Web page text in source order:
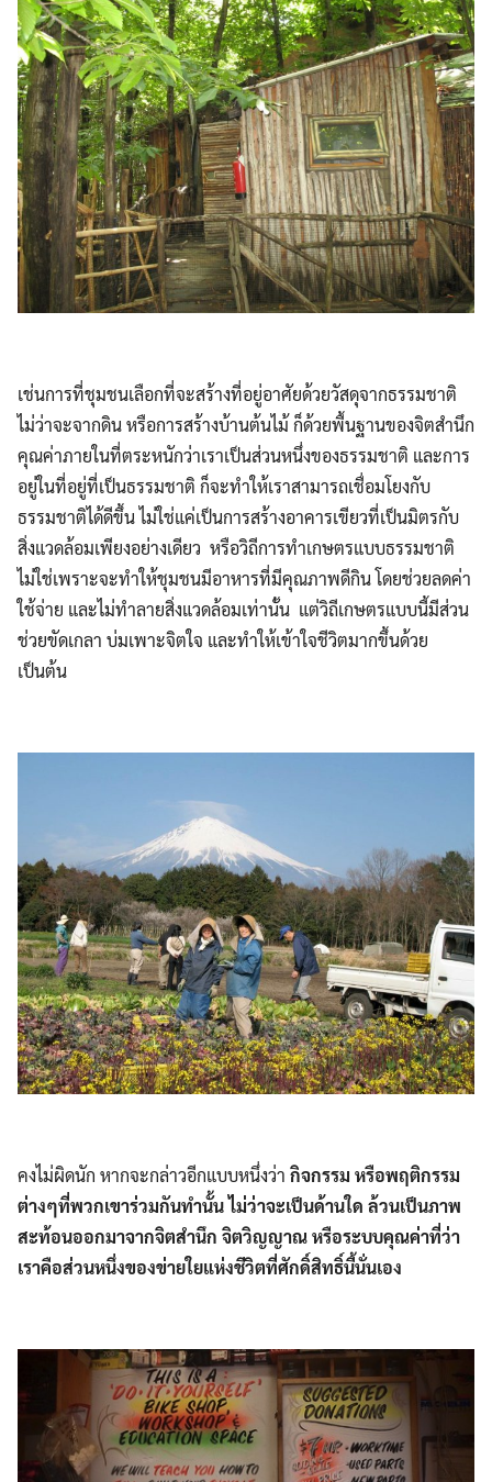
เช่นการที่ชุมชนเลือกที่จะสร้างที่อยู่อาศัยด้วยวัสดุจากธรรมชาติ
ไม่ว่าจะจากดิน หรือการสร้างบ้านต้นไม้ ก็ด้วยพื้นฐานของจิตสำนึก
คุณค่าภายในที่ตระหนักว่าเราเป็นส่วนหนึ่งของธรรมชาติ และการ
อยู่ในที่อยู่ที่เป็นธรรมชาติ ก็จะทำให้เราสามารถเชื่อมโยงกับ
ธรรมชาติได้ดีขึ้น ไม่ใช่แค่เป็นการสร้างอาคารเขียวที่เป็นมิตรกับ
สิ่งแวดล้อมเพียงอย่างเดียว หรือวิถีการทำเกษตรแบบธรรมชาติ
ไม่ใช่เพราะจะทำให้ชุมชนมีอาหารที่มีคุณภาพดีกิน โดยช่วยลดค่า
ใช้จ่าย และไม่ทำลายสิ่งแวดล้อมเท่านั้น แต่วิถีเกษตรแบบนี้มีส่วน
ช่วยขัดเกลา บ่มเพาะจิตใจ และทำให้เข้าใจชีวิตมากขึ้นด้วย
เป็นต้น
คงไม่ผิดนัก หากจะกล่าวอีกแบบหนึ่งว่า กิจกรรม หรือพฤติกรรม
ต่างๆที่พวกเขาร่วมกันทำนั้น ไม่ว่าจะเป็นด้านใด ล้วนเป็นภาพ
สะท้อนออกมาจากจิตสำนึก จิตวิญญาณ หรือระบบคุณค่าที่ว่า
เราคือส่วนหนึ่งของข่ายใยแห่งชีวิตที่ศักดิ์สิทธิ์นี้นั่นเอง